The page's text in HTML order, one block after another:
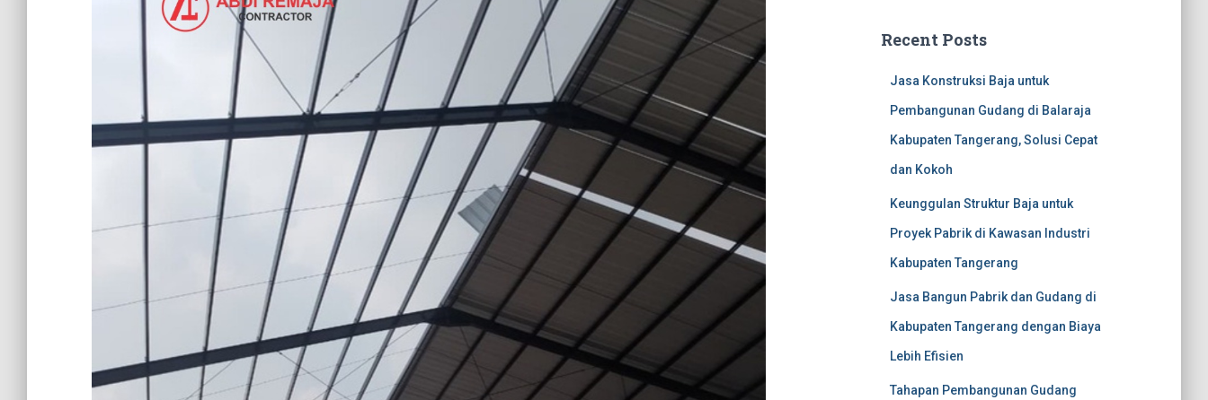
Recent Posts
Jasa Konstruksi Baja untuk
Pembangunan Gudang di Balaraja
Kabupaten Tangerang, Solusi Cepat
dan Kokoh
Keunggulan Struktur Baja untuk
Proyek Pabrik di Kawasan Industri
Kabupaten Tangerang
Jasa Bangun Pabrik dan Gudang di
Kabupaten Tangerang dengan Biaya
Lebih Efisien
Tahapan Pembangunan Gudang